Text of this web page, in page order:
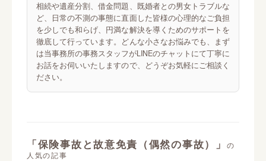
相続や遺産分割、借金問題、既婚者との男女トラブルな
ど、日常の不測の事態に直面した皆様の心理的なご負担
を少しでも和らげ、円満な解決を導くためのサポートを
徹底して行っています。どんな小さなお悩みでも、まず
は当事務所の事務スタッフがLINEのチャットにて丁寧に
お話をお伺いいたしますので、どうぞお気軽にご相談く
ださい。
「保険事故と故意免責（偶然の事故）」
の
人気の記事